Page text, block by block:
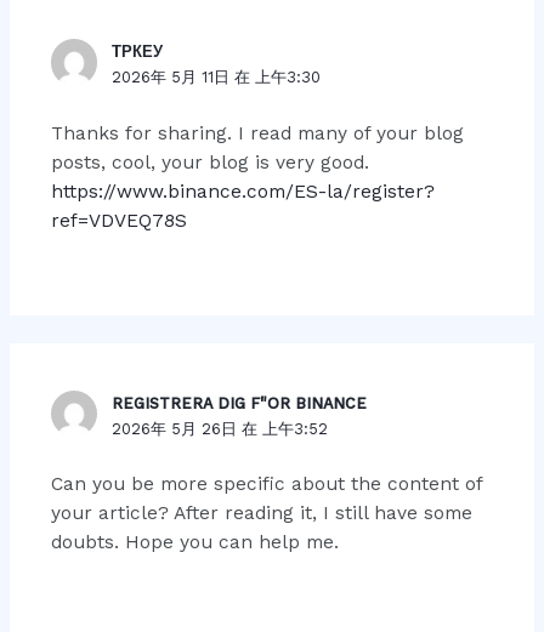
ТРКЕУ
2026年 5月 11日 在 上午3:30
Thanks for sharing. I read many of your blog
posts, cool, your blog is very good.
https://www.binance.com/ES-la/register?
ref=VDVEQ78S
REGISTRERA DIG F"OR BINANCE
2026年 5月 26日 在 上午3:52
Can you be more specific about the content of
your article? After reading it, I still have some
doubts. Hope you can help me.